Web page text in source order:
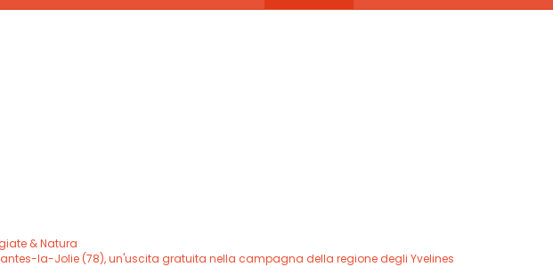
& Natura
la-Jolie (78), un'uscita gratuita nella campagna della regione degli Yvelines